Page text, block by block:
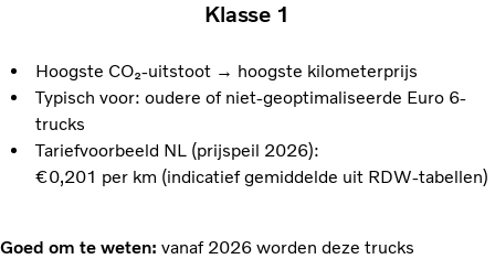
Klasse 1
Hoogste CO₂‑uitstoot → hoogste kilometerprijs
Typisch voor: oudere of niet-geoptimaliseerde Euro 6-
trucks
Tariefvoorbeeld NL (prijspeil 2026):
€0,201 per km (indicatief gemiddelde uit RDW-tabellen)
Goed om te weten: vanaf 2026 worden deze trucks